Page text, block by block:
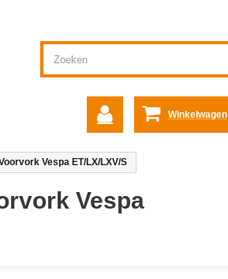
Winkelwagen
Vespa ET/LX/LXV/S
Vespa